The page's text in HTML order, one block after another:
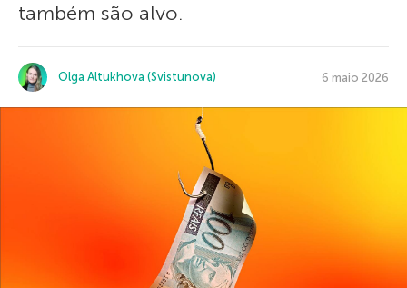
também são alvo.
Olga Altukhova (Svistunova) 6 maio 2026